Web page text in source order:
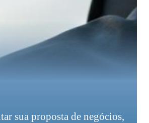
sua proposta de negócios,